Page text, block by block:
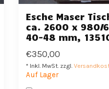
Esche Maser
ca. 2600 x 980/
40-48 mm,
€350,00
* Inkl. MwSt. zzgl.
Auf Lager